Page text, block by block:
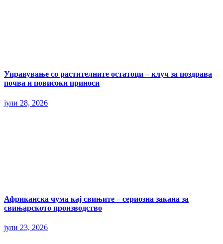
Управување со растителните остатоци – клуч за поздрава
почва и повисоки приноси
јули 28, 2026
Африканска чума кај свињите – сериозна закана за
свињарското производство
јули 23, 2026